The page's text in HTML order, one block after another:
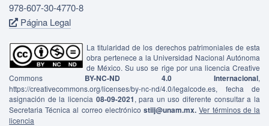
978-607-30-4770-8
Página Legal
La titularidad de los derechos patrimoniales de esta
obra pertenece a la Universidad Nacional Autónoma
de México. Su uso se rige por una licencia Creative
Commons BY-NC-ND 4.0 Internacional,
https://creativecommons.org/licenses/by-nc-nd/4.0/legalcode.es, fecha de
asignación de la licencia 08-09-2021, para un uso diferente consultar a la
Secretaria Técnica al correo electrónicostiij@unam.mx. Ver términos de la
licencia